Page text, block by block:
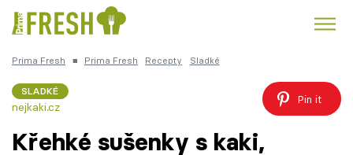
Česká kuchyně
Prima Fresh ■ Prima Fresh Recepty Sladké
SLADKÉ
nejkaki.cz
Pin it
Křehké sušenky s kaki,